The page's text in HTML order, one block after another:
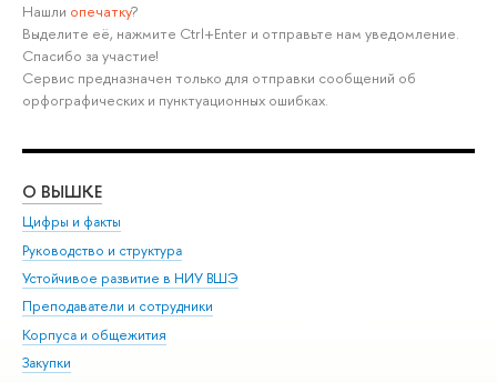
Нашли опечатку?
Выделите её, нажмите Ctrl+Enter и отправьте нам уведомление.
Спасибо за участие!
Сервис предназначен только для отправки сообщений об
орфографических и пунктуационных ошибках.
О ВЫШКЕ
Цифры и факты
Руководство и структура
Устойчивое развитие в НИУ ВШЭ
Преподаватели и сотрудники
Корпуса и общежития
Закупки